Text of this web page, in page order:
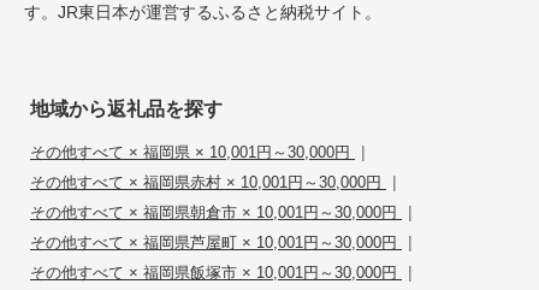
す。JR東日本が運営するふるさと納税サイト。
地域から返礼品を探す
その他すべて × 福岡県 × 10,001円～30,000円 |
その他すべて × 福岡県赤村 × 10,001円～30,000円 |
その他すべて × 福岡県朝倉市 × 10,001円～30,000円 |
その他すべて × 福岡県芦屋町 × 10,001円～30,000円 |
その他すべて × 福岡県飯塚市 × 10,001円～30,000円 |